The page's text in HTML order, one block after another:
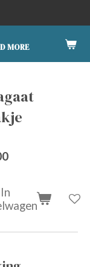
MORE
In